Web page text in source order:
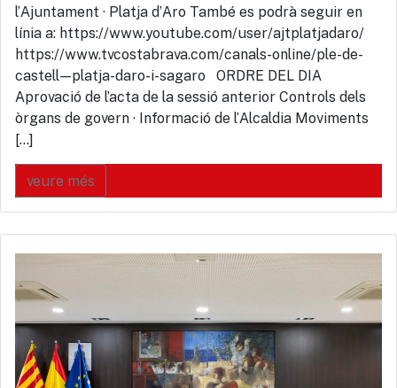
l’Ajuntament · Platja d’Aro També es podrà seguir en
línia a: https://www.youtube.com/user/ajtplatjadaro/
https://www.tvcostabrava.com/canals-online/ple-de-
castell—platja-daro-i-sagaro ORDRE DEL DIA
Aprovació de l’acta de la sessió anterior Controls dels
òrgans de govern · Informació de l’Alcaldia Moviments
[…]
veure més